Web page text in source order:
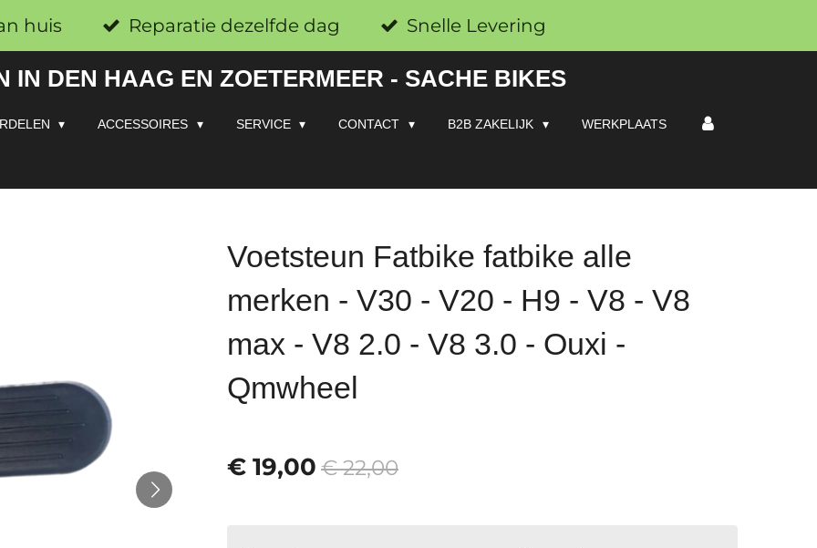
huis Reparatie dezelfde dag Snelle Levering
IN DEN HAAG EN ZOETERMEER - SACHE BIKES
ACCESSOIRES SERVICE CONTACT B2B ZAKELIJK WERKPLAATS
Voetsteun Fatbike fatbike alle
merken - V30 - V20 - H9 - V8 - V8
max - V8 2.0 - V8 3.0 - Ouxi -
Qmwheel
€ 19,00 € 22,00